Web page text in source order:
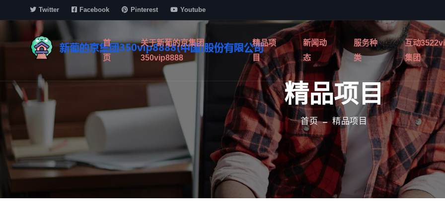
Twitter Facebook Pinterest Youtube
首
页
关于新葡的京集团
350vip8888
精品项
目
新闻动
态
服务种
类
互动
集团
精品项目
首页 精品项目